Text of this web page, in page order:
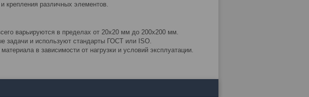
крепления различных элементов.
варьируются в пределах от 20x20 мм до 200x200 мм.
задачи и используют стандарты ГОСТ или ISO.
в зависимости от нагрузки и условий эксплуатации.